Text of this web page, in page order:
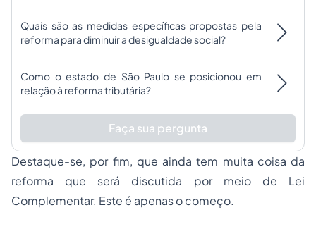
Quais são as medidas específicas propostas pela
reforma para diminuir a desigualdade social?
Como o estado de São Paulo se posicionou em
relação à reforma tributária?
Faça sua pergunta
Destaque-se, por fim, que ainda tem muita coisa da
reforma que será discutida por meio de Lei
Complementar. Este é apenas o começo.